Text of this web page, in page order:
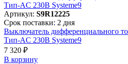
Артикул: S9R12225
Срок поставки: 2 дня
Выключатель дифференциального
Тип-AC 230В Systeme9
7 320 ₽
В корзинy